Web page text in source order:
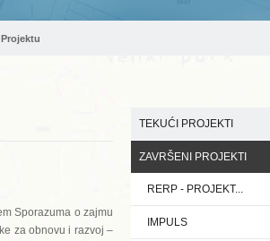
Sporazuma o zajmu
za obnovu i razvoj –
TEKUĆI PROJEKTI
ZAVRŠENI PROJEKTI
RERP - PROJEKT...
IMPULS